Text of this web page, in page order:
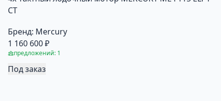
CT
Бренд: Mercury
1 160 600 ₽
предложений: 1
Под заказ